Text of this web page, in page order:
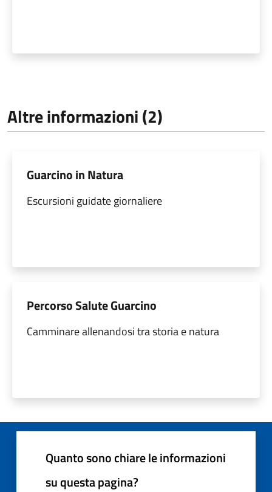
Altre informazioni (2)
Guarcino in Natura
Escursioni guidate giornaliere
Percorso Salute Guarcino
Camminare allenandosi tra storia e natura
Quanto sono chiare le informazioni
su questa pagina?